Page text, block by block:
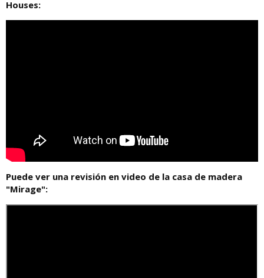
Houses:
Puede ver una revisión en video de la casa de madera
"Mirage":